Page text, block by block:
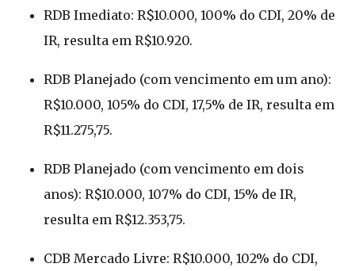
RDB Imediato: R$10.000, 100% do CDI, 20% de
IR, resulta em R$10.920.
RDB Planejado (com vencimento em um ano):
R$10.000, 105% do CDI, 17,5% de IR, resulta em
R$11.275,75.
RDB Planejado (com vencimento em dois
anos): R$10.000, 107% do CDI, 15% de IR,
resulta em R$12.353,75.
CDB Mercado Livre: R$10.000, 102% do CDI,